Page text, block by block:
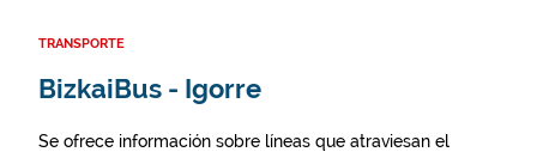
TRANSPORTE
BizkaiBus - Igorre
Se ofrece información sobre líneas que atraviesan el